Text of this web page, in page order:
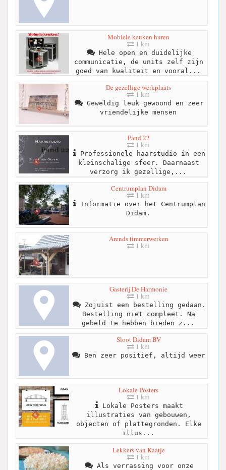
Mobiele keuken huren
1 km
Hele open en duidelijke
communicatie, de units zelf zijn
goed van kwaliteit en vooral...
De gezellige werkplaats
1 km
Geweldig leuk gewoond en zeer
vriendelijke mensen
Pand 22
1 km
Professionele haarstudio in een
kleinschalige sfeer. Daarnaast
verzorg ik gezellige,...
Centrumplan Didam
1 km
Informatie over het Centrumplan
Didam.
Arends timmerwerken
1 km
Gasterij De Harmonie
1 km
Zojuist een bestelling gedaan.
Bestelling niet compleet. Na
gebeld te hebben bieden z...
Sloot Didam BV
1 km
Ben zeer positief, altijd weer
Lokale Posters
1 km
Lokale Posters maakt
illustraties van gebouwen,
objecten of plattegronden. Elke
illus...
Lekkers van Kaatje
1 km
Als verrassing voor onze